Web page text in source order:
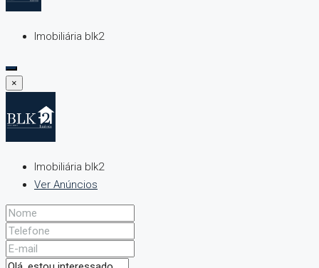
Imobiliária blk2
×
Imobiliária blk2
Ver Anúncios